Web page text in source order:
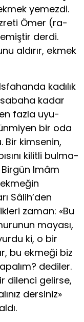
yemezdi.
Ömer (ra-
derdi.
aldırır, ekmek
kadılık
kadar
fazla uyu­
bir oda
Bir kimsenin,
kilitli bulma­
Birgün Imâm
Sâlih’den
zaman: «Bu
mayası,
ki, o bir
bu ekmeği biz
dediler.
dilenci gelirse,
dersiniz»